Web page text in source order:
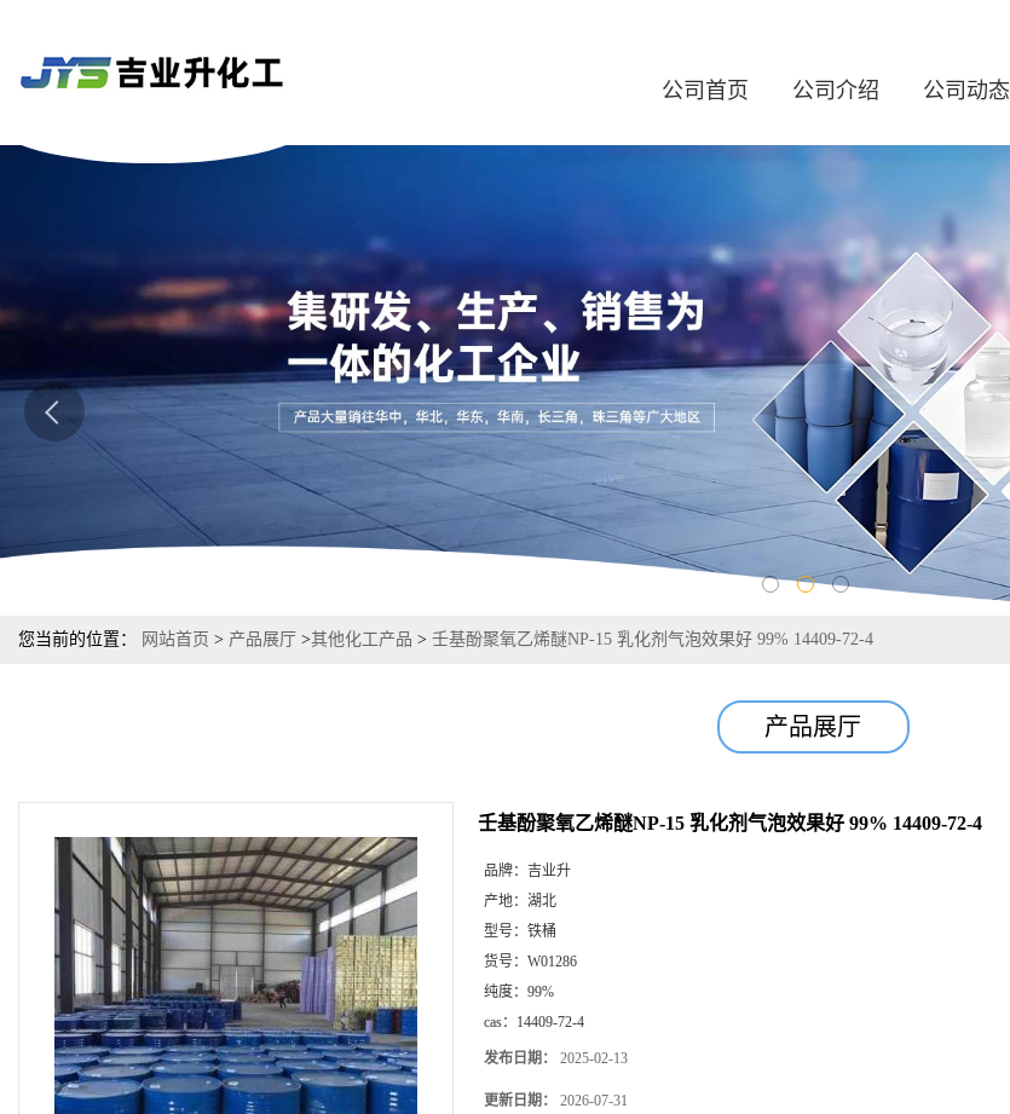
公司首页 公司介绍 公司动态
您当前的位置： 网站首页 > 产品展厅 >其他化工产品 > 壬基酚聚氧乙烯醚NP-15 乳化剂气泡效果好 99% 14409-72-4
产品展厅
壬基酚聚氧乙烯醚NP-15 乳化剂气泡效果好 99% 14409-72-4
品牌： 吉业升
产地： 湖北
型号： 铁桶
货号： W01286
纯度： 99%
cas： 14409-72-4
发布日期： 2025-02-13
更新日期： 2026-07-31